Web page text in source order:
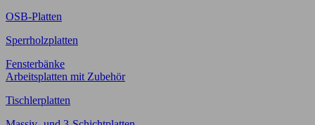
OSB-Platten
Sperrholzplatten
Fensterbänke
Arbeitsplatten mit Zubehör
Tischlerplatten